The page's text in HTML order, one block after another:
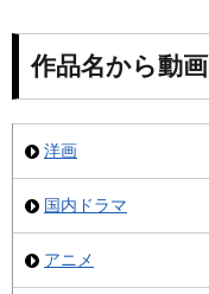
作品名から動
洋画
国内ドラマ
アニメ